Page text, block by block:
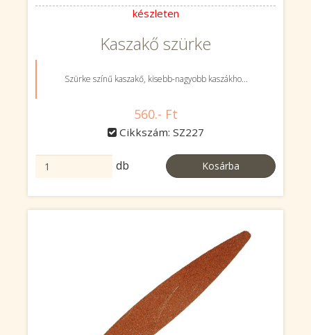
készleten
Kaszakő szürke
Szürke színű kaszakő, kisebb-nagyobb kaszákho...
560.- Ft
Cikkszám: SZ227
db Kosárba